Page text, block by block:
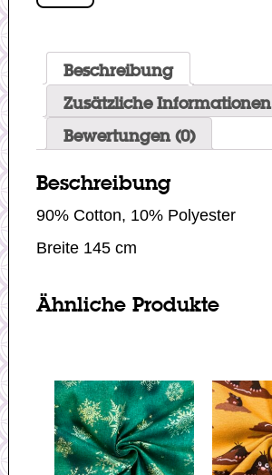
Beschreibung
Zusätzliche Informationen
Bewertungen (0)
Beschreibung
90% Cotton, 10% Polyester
Breite 145 cm
Ähnliche Produkte